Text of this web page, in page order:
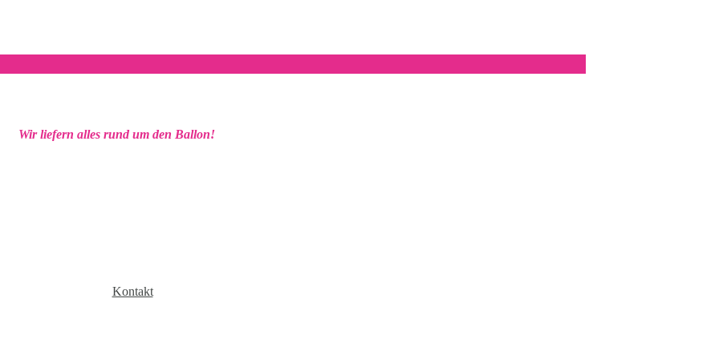
Wir liefern alles rund um den Ballon!
Kontakt